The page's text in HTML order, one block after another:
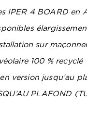
IPER 4 BOARD en
sur
100 % recyclé
version jusqu’au
PLAFOND